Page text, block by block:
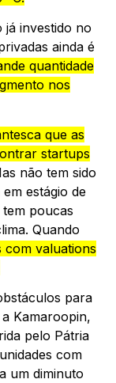
já investido no
ainda é
quantidade
nos
que as
startups
não tem sido
estágio de
poucas
Quando
com valuations
para
Kamaroopin,
pelo Pátria
com
um diminuto